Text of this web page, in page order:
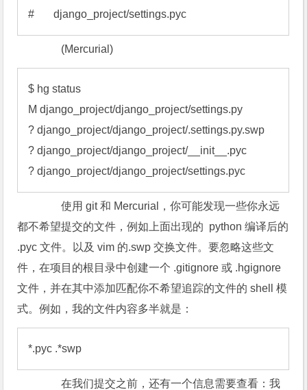
#       django_project/settings.pyc
(Mercurial)
$ hg status
M django_project/django_project/settings.py
? django_project/django_project/.settings.py.swp
? django_project/django_project/__init__.pyc
? django_project/django_project/settings.pyc
使用 git 和 Mercurial，你可能发现一些你永远
都不希望提交的文件，例如上面出现的 python 编译后的
.pyc 文件。以及 vim 的.swp 交换文件。要忽略这些文
件，在项目的根目录中创建一个 .gitignore 或 .hgignore
文件，并在其中添加匹配你不希望追踪的文件的 shell 模
式。例如，我的文件内容多半就是：
*.pyc .*swp
在我们提交之前，还有一个信息需要查看：我